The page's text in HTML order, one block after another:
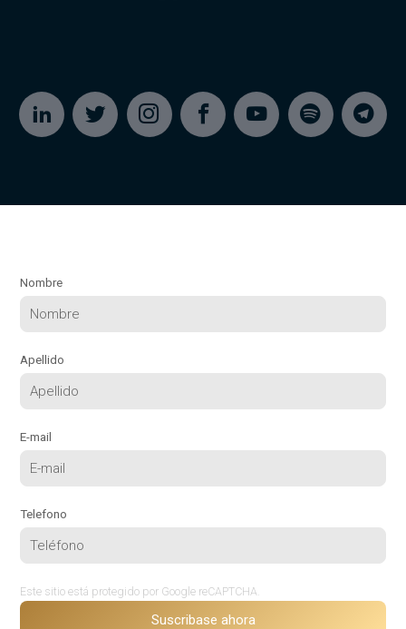
Nombre
Apellido
E-mail
Telefono
Este sitio está protegido por Google reCAPTCHA.
Suscribase ahora